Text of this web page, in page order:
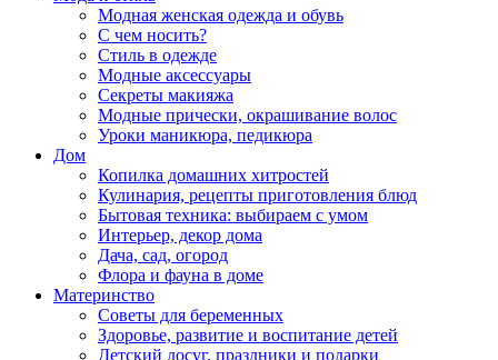
Модная женская одежда и обувь
С чем носить?
Стиль в одежде
Модные аксессуары
Секреты макияжа
Модные прически, окрашивание волос
Уроки маникюра, педикюра
Дом
Копилка домашних хитростей
Кулинария, рецепты приготовления блюд
Бытовая техника: выбираем с умом
Интерьер, декор дома
Дача, сад, огород
Флора и фауна в доме
Материнство
Советы для беременных
Здоровье, развитие и воспитание детей
Детский досуг, праздники и подарки